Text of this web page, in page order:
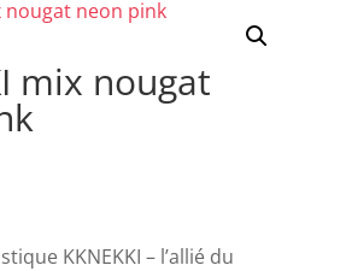
mix nougat
KKNEKKI – l’allié du